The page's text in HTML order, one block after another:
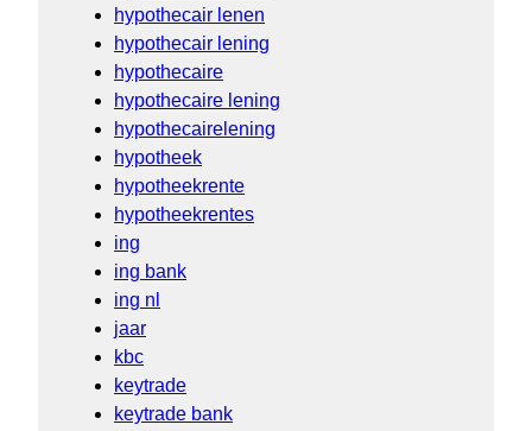
hypothecair lenen
hypothecair lening
hypothecaire
hypothecaire lening
hypothecairelening
hypotheek
hypotheekrente
hypotheekrentes
ing
ing bank
ing nl
jaar
kbc
keytrade
keytrade bank